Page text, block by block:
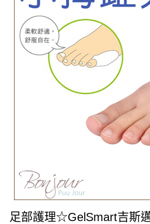
足部護理☆GelSmart吉斯